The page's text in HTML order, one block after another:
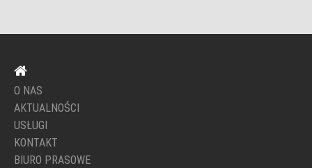
O NAS
AKTUALNOŚCI
USŁUGI
KONTAKT
BIURO PRASOWE